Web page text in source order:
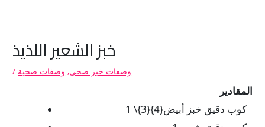
خبز الشعير اللذيذ
/ وصفات خبز صحي, وصفات صحية
المقادير
1 \{3}{4}كوب دقيق خبز أبيض